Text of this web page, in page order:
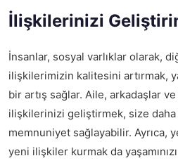
İlişkilerinizi
İnsanlar, sosyal varlıklar olarak,
ilişkilerimizin kalitesini artırmak,
bir artış sağlar. Aile, arkadaşlar
ilişkilerinizi geliştirmek, size
memnuniyet sağlayabilir. Ayrıca,
yeni ilişkiler kurmak da